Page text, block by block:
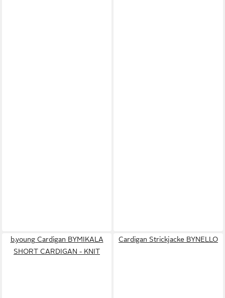
b.young Cardigan BYMIKALA
SHORT CARDIGAN - KNIT
Cardigan Strickjacke BYNELLO